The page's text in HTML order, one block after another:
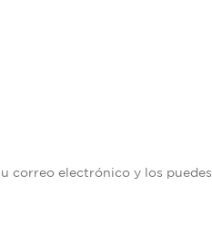
correo electrónico y los puedes